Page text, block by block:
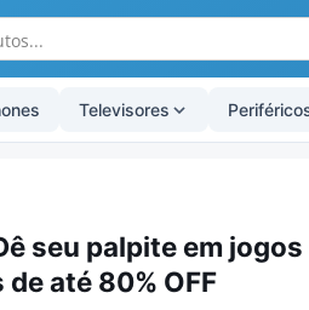
Televisores
seu palpite em jogos
até 80% OFF